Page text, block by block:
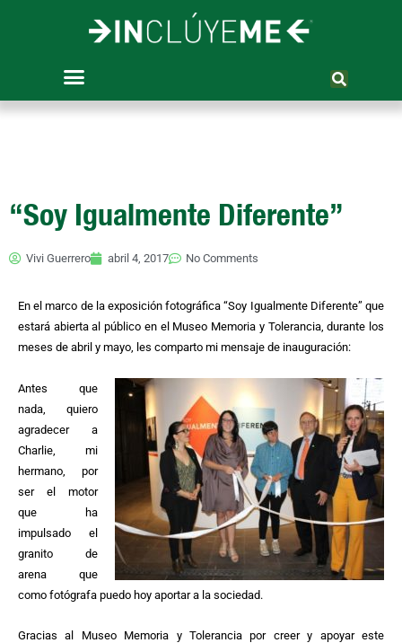
“Soy Igualmente Diferente”
Vivi Guerrero abril 4, 2017 No Comments
En el marco de la exposición fotográfica “Soy Igualmente Diferente” que
estará abierta al público en el Museo Memoria y Tolerancia, durante los
meses de abril y mayo, les comparto mi mensaje de inauguración:
Antes que
nada, quiero
agradecer a
Charlie, mi
hermano, por
ser el motor
que ha
impulsado el
granito de
arena que
como fotógrafa puedo hoy aportar a la sociedad.
Gracias al Museo Memoria y Tolerancia por creer y apoyar este